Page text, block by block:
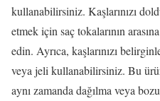
kullanabilirsiniz. Kaşlarınızı
etmek için saç tokalarının
edin. Ayrıca, kaşlarınızı
veya jeli kullanabilirsiniz. Bu
aynı zamanda dağılma veya